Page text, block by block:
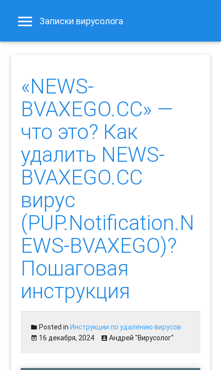
Записки вирусолога
«NEWS-
BVAXEGO.CC» —
что это? Как
удалить NEWS-
BVAXEGO.CC
вирус
(PUP.Notification.N
EWS-BVAXEGO)?
Пошаговая
инструкция
Posted inИнструкции по удалению вирусов
16 декабря, 2024
Андрей "Вирусолог"